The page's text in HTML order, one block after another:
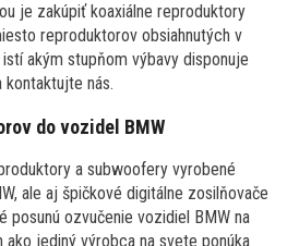
je zakúpiť koaxiálne reproduktory
reproduktorov obsiahnutých v
akým stupňom výbavy disponuje
kontaktujte nás.
do vozidel BMW
a subwoofery vyrobené
ale aj špičkové digitálne zosilňovače
posunú ozvučenie vozidiel BMW na
ako jediný výrobca na svete ponúka